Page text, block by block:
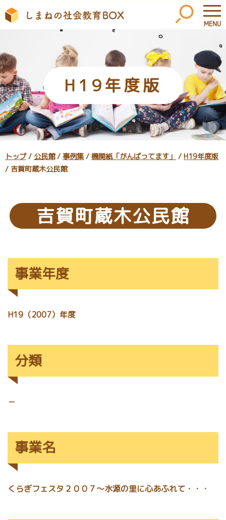
MENU
H19年度版
現
在
置：
トップ/ 公民館/ 事例集/ 機関紙「がんばってます」 / H19年度版
/ 吉賀町蔵木公民館
吉賀町蔵木公民館
事業年度
H19（2007）年度
分類
－
事業名
くらぎフェスタ２００７～水源の里に心あふれて・・・